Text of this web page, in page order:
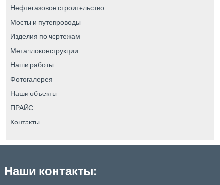
Нефтегазовое строительство
Мосты и путепроводы
Изделия по чертежам
Металлоконструкции
Наши работы
Фотогалерея
Наши объекты
ПРАЙС
Контакты
Наши контакты: